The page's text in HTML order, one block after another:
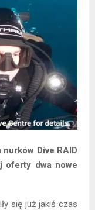
Dive RAID
oferty dwa nowe
się już jakiś czas